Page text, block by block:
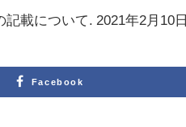
記載について. 2021年2月10
Facebook